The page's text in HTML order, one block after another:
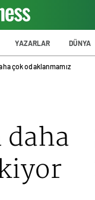
YAZARLAR DÜNYA
çok odaklanmamız